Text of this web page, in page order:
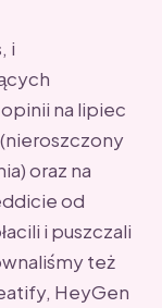
i
na lipiec
oraz na
od
i puszczali
też
HeyGen